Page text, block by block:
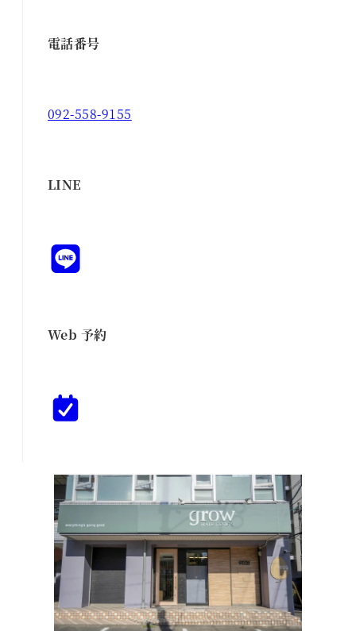
電話番号
092-558-9155
LINE
Web 予約